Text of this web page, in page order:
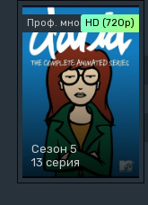
Проф. многоголосый
HD (720p)
Сезон 5
13 серия